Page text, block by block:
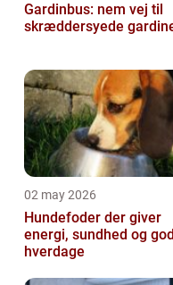
Gardinbus: nem vej til
skræddersyede
02 may 2026
Hundefoder der giver
energi, sundhed og
hverdage